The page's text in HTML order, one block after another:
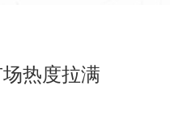
热度拉满